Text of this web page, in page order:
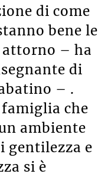
di come
bene le
attorno – ha
di
– .
famiglia che
ambiente
gentilezza e
si è